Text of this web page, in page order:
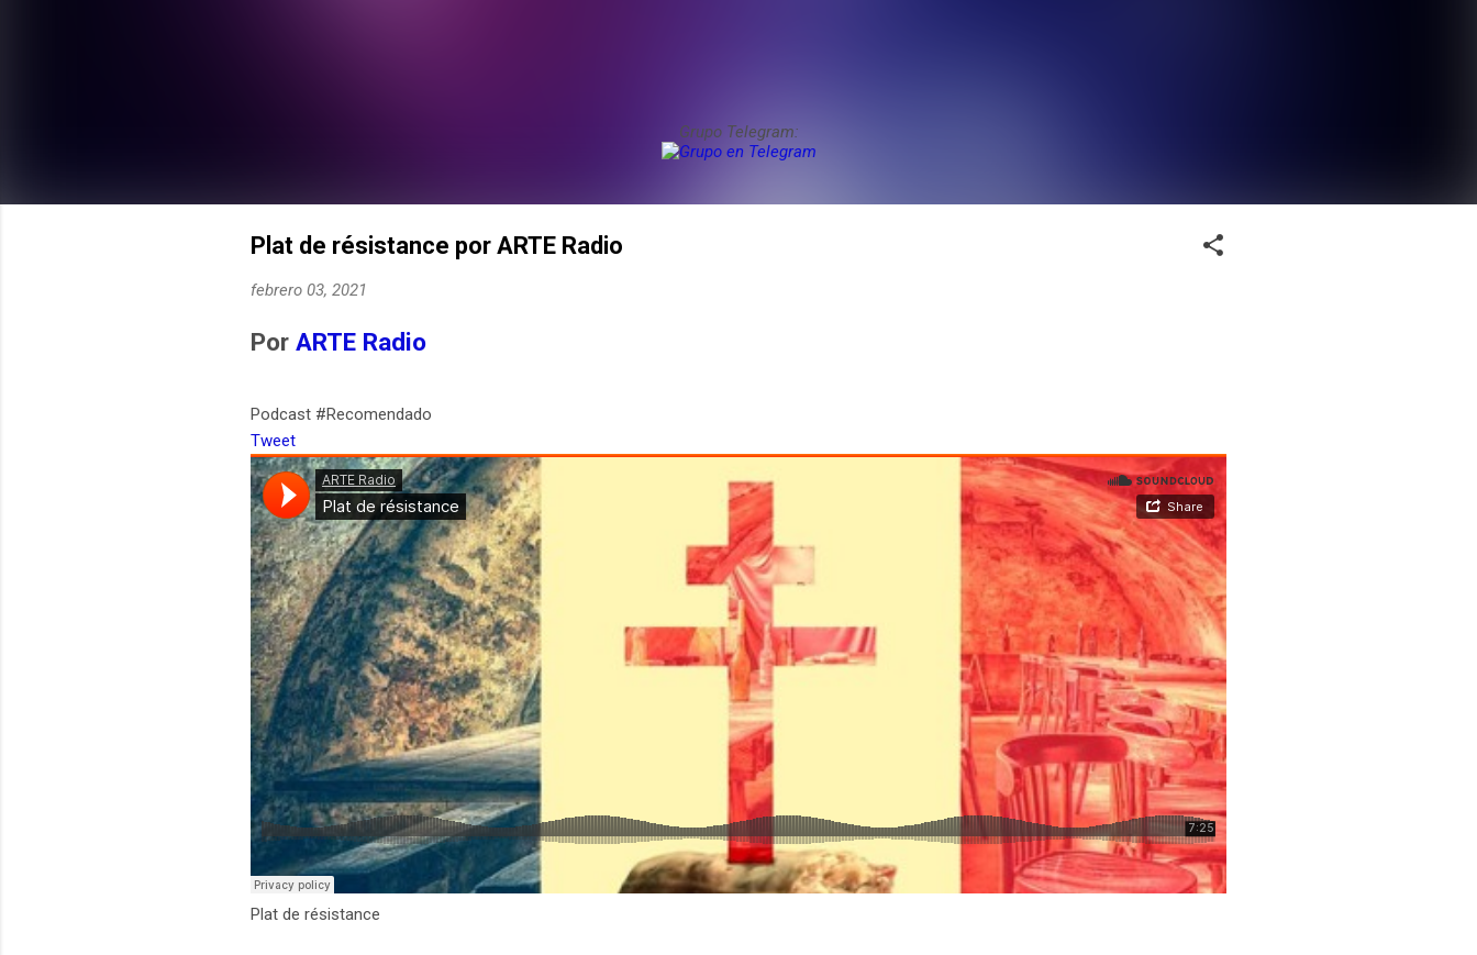
Grupo Telegram:
Plat de résistance por ARTE Radio
febrero 03, 2021
Por ARTE Radio
Podcast #Recomendado
Tweet
Plat de résistance